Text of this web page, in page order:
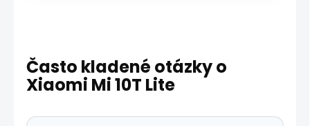
Často kladené otázky o
Xiaomi Mi 10T Lite